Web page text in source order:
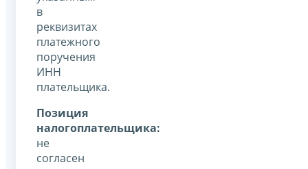
в
реквизитах
платежного
поручения
ИНН
плательщика.
Позиция
налогоплательщика:
не
согласен